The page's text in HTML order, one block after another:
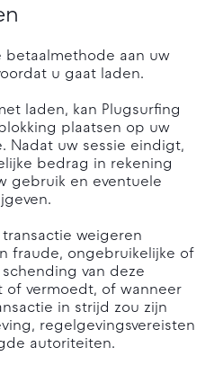
aan uw
u gaat laden.
laden, kan Plugsurfing
plaatsen op uw
Nadat uw sessie eindigt,
bedrag in rekening
gebruik en eventuele
weigeren
fraude, ongebruikelijke of
van deze
of vermoedt, of wanneer
in strijd zou zijn
regelgevingsvereisten
autoriteiten.